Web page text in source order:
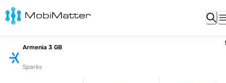
Armenia 3 GB
Sparks